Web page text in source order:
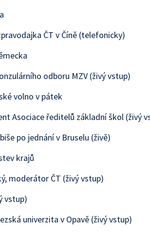
ČT v Číně (telefonicky)
odboru MZV (živý vstup)
volno v pátek
Asociace ředitelů základní škol (živý
po jednání v Bruselu (živě)
krajů
moderátor ČT (živý vstup)
vstup)
univerzita v Opavě (živý vstup)